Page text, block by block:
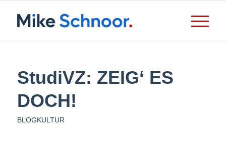
StudiVZ: ZEIG‘ ES
DOCH!
BLOGKULTUR